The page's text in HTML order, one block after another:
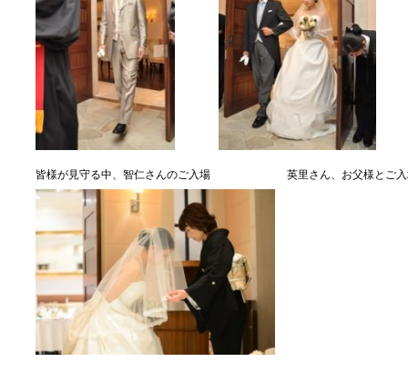
皆様が見守る中、智仁さんのご入場 英里さん、お父様とご入